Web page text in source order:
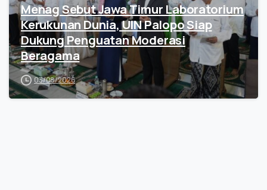
Menag Sebut Jawa Timur Laboratorium
Kerukunan Dunia, UIN Palopo Siap
Dukung Penguatan Moderasi
Beragama
03/08/2026